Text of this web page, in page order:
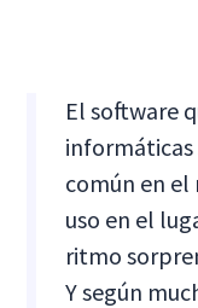
El software
informáticas
común en el
uso en el
ritmo
Y según